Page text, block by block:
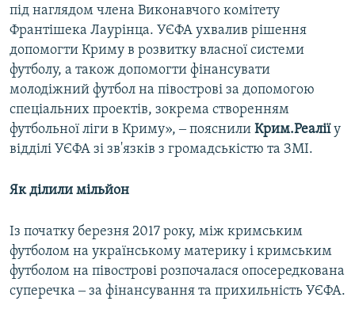
під наглядом члена Виконавчого комітету
Франтішека Лаурінца. УЄФА ухвалив рішення
допомогти Криму в розвитку власної системи
футболу, а також допомогти фінансувати
молодіжний футбол на півострові за допомогою
спеціальних проектів, зокрема створенням
футбольної ліги в Криму», ‒ пояснили Крим.Реаліїу
відділі УЄФА зі зв'язків з громадськістю та ЗМІ.
Як ділили мільйон
Із початку березня 2017 року, між кримським
футболом на українському материку і кримським
футболом на півострові розпочалася опосередкована
суперечка ‒ за фінансування та прихильність УЄФА.